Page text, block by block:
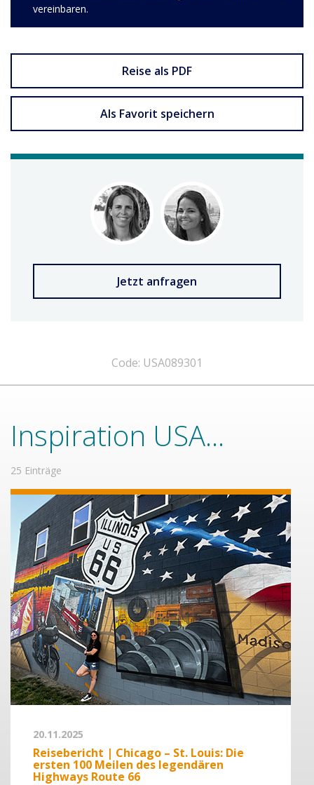
vereinbaren.
Reise als PDF
Als Favorit speichern
Jetzt anfragen
Code: USA089301
Inspiration USA...
25 Einträge
20.11.2025
Reisebericht | Chicago – St. Louis: Die
ersten 100 Meilen des legendären
Highways Route 66